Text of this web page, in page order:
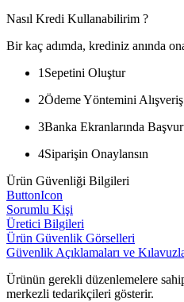
Nasıl Kredi Kullanabilirim ?
Bir kaç adımda, krediniz anında
1 Sepetini Oluştur
2Ödeme Yöntemini
3Banka Ekranlarında
4Siparişin Onaylansın
Ürün Güvenliği Bilgileri
ButtonIcon
Sorumlu Kişi
Üretici Bilgileri
Ürün Güvenlik Görselleri
Güvenlik Açıklamaları ve
Ürünün gerekli düzenlemelere
merkezli tedarikçileri gösterir.